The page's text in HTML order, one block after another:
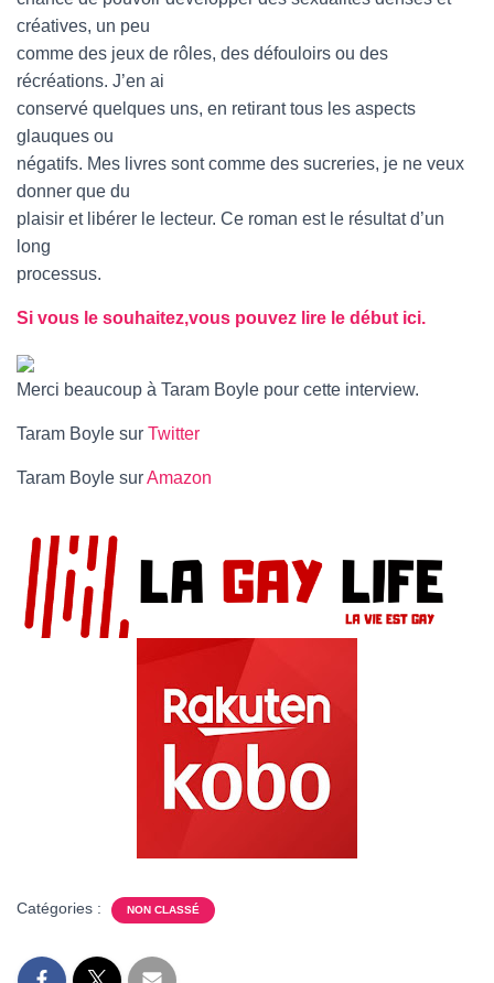
créatives, un peu
comme des jeux de rôles, des défouloirs ou des
récréations. J’en ai
conservé quelques uns, en retirant tous les aspects
glauques ou
négatifs. Mes livres sont comme des sucreries, je ne veux
donner que du
plaisir et libérer le lecteur. Ce roman est le résultat d’un
long
processus.
Si vous le souhaitez,vous pouvez lire le début ici.
Merci beaucoup à Taram Boyle pour cette interview.
Taram Boyle sur Twitter
Taram Boyle surAmazon
Catégories : NON CLASSÉ